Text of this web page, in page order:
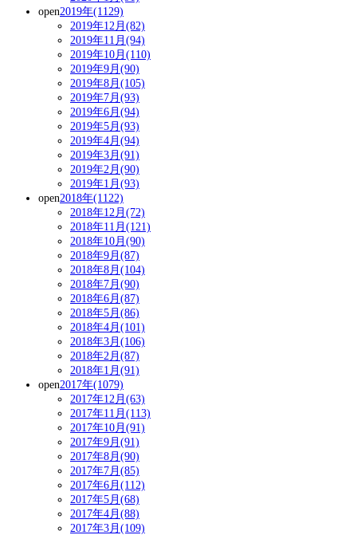
open2019年(1129)
2019年12月(82)
2019年11月(94)
2019年10月(110)
2019年9月(90)
2019年8月(105)
2019年7月(93)
2019年6月(94)
2019年5月(93)
2019年4月(94)
2019年3月(91)
2019年2月(90)
2019年1月(93)
open2018年(1122)
2018年12月(72)
2018年11月(121)
2018年10月(90)
2018年9月(87)
2018年8月(104)
2018年7月(90)
2018年6月(87)
2018年5月(86)
2018年4月(101)
2018年3月(106)
2018年2月(87)
2018年1月(91)
open2017年(1079)
2017年12月(63)
2017年11月(113)
2017年10月(91)
2017年9月(91)
2017年8月(90)
2017年7月(85)
2017年6月(112)
2017年5月(68)
2017年4月(88)
2017年3月(109)